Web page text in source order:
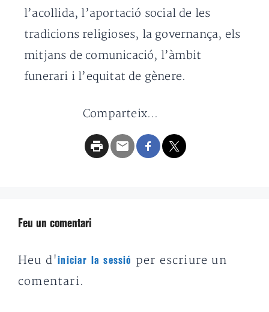
l’acollida, l’aportació social de les
tradicions religioses, la governança, els
mitjans de comunicació, l’àmbit
funerari i l’equitat de gènere.
Comparteix...
Feu un comentari
Heu d'iniciar la sessió
per escriure un
comentari.